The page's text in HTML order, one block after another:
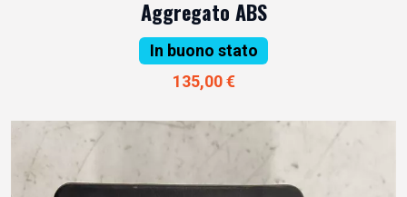
Aggregato ABS
In buono stato
135,00 €